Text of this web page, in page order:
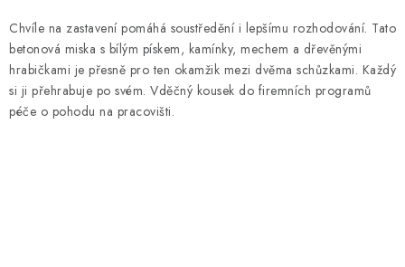
Chvíle na zastavení pomáhá soustředění i lepšímu rozhodování. Tato
betonová miska s bílým pískem, kamínky, mechem a dřevěnými
hrabičkami je přesně pro ten okamžik mezi dvěma schůzkami. Každý
si ji přehrabuje po svém. Vděčný kousek do firemních programů
péče o pohodu na pracovišti.